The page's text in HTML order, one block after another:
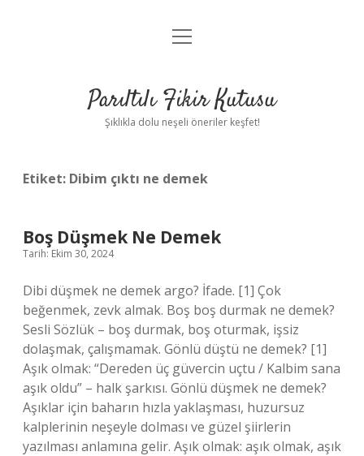
Anasayfa
Yasal Uyarı
menüyü
Parıltılı Fikir Kutusu
Şıklıkla dolu neşeli öneriler keşfet!
Etiket: Dibim çıktı ne demek
Boş Düşmek Ne Demek
Tarih: Ekim 30, 2024
Dibi düşmek ne demek argo? İfade. [1] Çok
beğenmek, zevk almak. Boş boş durmak ne demek?
Sesli Sözlük – boş durmak, boş oturmak, işsiz
dolaşmak, çalışmamak. Gönlü düştü ne demek? [1]
Aşık olmak: “Dereden üç güvercin uçtu / Kalbim sana
aşık oldu” – halk şarkısı. Gönlü düşmek ne demek?
Aşıklar için baharın hızla yaklaşması, huzursuz
kalplerinin neşeyle dolması ve güzel şiirlerin
yazılması anlamına gelir. Aşık olmak: aşık olmak, aşık